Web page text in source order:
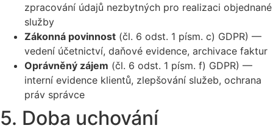
zpracování údajů nezbytných pro realizaci objednané
služby
Zákonná povinnost (čl. 6 odst. 1 písm. c) GDPR) —
vedení účetnictví, daňové evidence, archivace faktur
Oprávněný zájem (čl. 6 odst. 1 písm. f) GDPR) —
interní evidence klientů, zlepšování služeb, ochrana
práv správce
5. Doba uchování